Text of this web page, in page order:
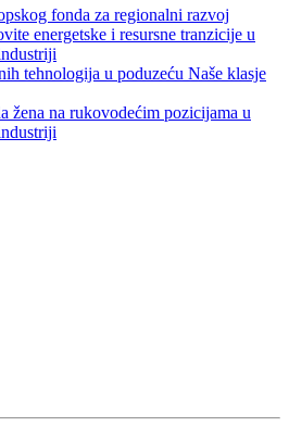
fonda za regionalni razvoj
energetske i resursne tranzicije u
tehnologija u poduzeću Naše klasje
žena na rukovodećim pozicijama u